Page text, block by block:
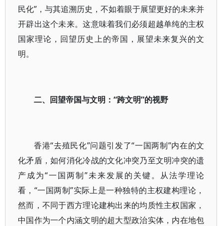
民化”，与其追溯历史，不如着眼于展望更好的未来并
开辟出这个未来。这意味着我们必须超越单纯的主权
国家理论，回望历史上的帝国，展望未来复兴的文
明。
二、回望帝国与文明：“跨文明”的视野
香港“去殖民化”问题引发了“一国两制”内在的文
化矛盾，如何消化冷战的文化冲突乃至文明冲突的遗
产成为“一国两制”未来发展的关键。从法学理论
看，“一国两制”实际上是一种独特的主权建构理论，
然而，不同于西方理论建构出来的均质性主权国家，
中国作为一个内涵文明的超大型政治实体，内在地包